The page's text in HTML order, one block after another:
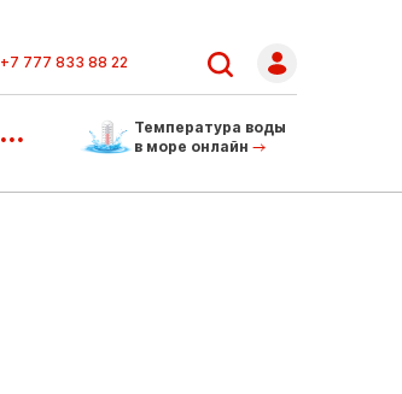
+7 777 833 88 22
...
Температура воды
в море онлайн